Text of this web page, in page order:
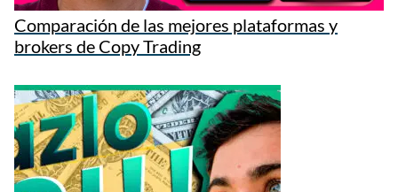
Comparación de las mejores plataformas y
brokers de Copy Trading